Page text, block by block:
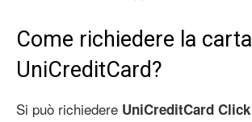
Come richiedere la carta
UniCreditCard?
Si può richiedere UniCreditCard Click